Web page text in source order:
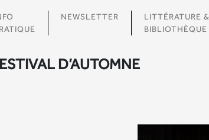
NEWSLETTER
LITTÉRATURE &
BIBLIOTHÈQUE
D’AUTOMNE